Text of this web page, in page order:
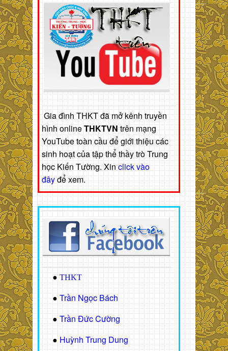
Gia đình THKT đã mở kênh truyền
hình onlineTHKTVN trên mạng
YouTube toàn cầu để giới thiệu các
sinh hoạt của tập thể thầy trò Trung
học Kiến Tường. Xin click vào
đâyđể xem.
● THKT
● Trần Ngọc Bách
● Trần Đức Cường
● Huỳnh Trung Dung